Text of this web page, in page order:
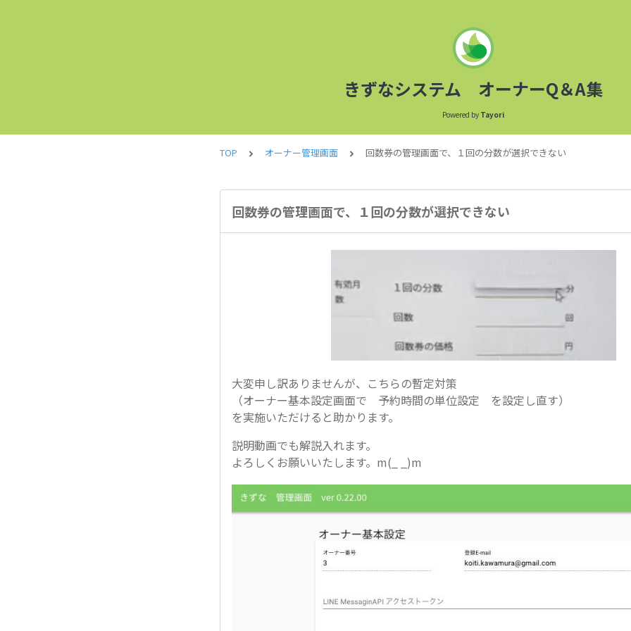
きずなシステム オーナーQ＆A集
Powered by Tayori
TOP オーナー管理画面 回数券の管理画面で、１回の分数が選択できない
回数券の管理画面で、１回の分数が選択できない
大変申し訳ありませんが、こちらの暫定対策
（オーナー基本設定画面で 予約時間の単位設定 を設定し直す）
を実施いただけると助かります。
説明動画でも解説入れます。
よろしくお願いいたします。m(_ _)m